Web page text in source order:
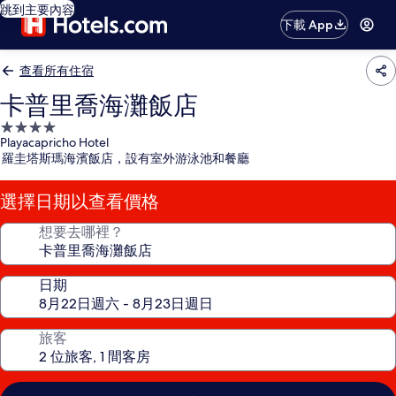
跳到主要內容
下載 App
查看所有住宿
卡普里喬海灘飯店
4.0
星
級
住
宿
Playacapricho Hotel
羅圭塔斯瑪海濱飯店，設有室外游泳池和餐廳
選擇日期以查看價格
想要去哪裡？
日期
旅客